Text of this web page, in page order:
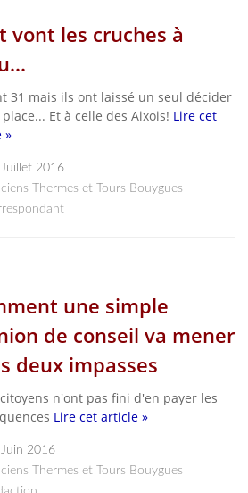
vont les cruches à
31 mais ils ont laissé un seul décider
Et à celle des Aixois! Lire cet
»
2016
Thermes et Tours Bouygues
une simple
de conseil va mener
deux impasses
n'ont pas fini d'en payer les
Lire cet article »
2016
Thermes et Tours Bouygues